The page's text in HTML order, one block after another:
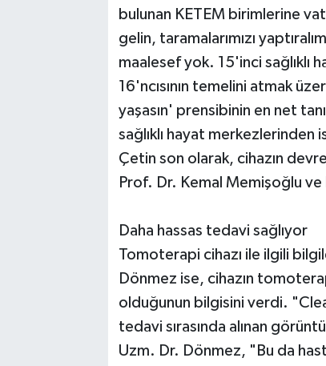
bulunan KETEM birimlerine
gelin, taramalarımızı
maalesef yok. 15'inci
16'ncısının temelini atmak
yaşasın' prensibinin en net
sağlıklı hayat
Çetin son olarak, cihazın
Prof. Dr. Kemal Memişoğlu
Daha hassas tedavi sağlıyor
Tomoterapi cihazı ile ilgili
Dönmez ise, cihazın
olduğunun bilgisini verdi.
tedavi sırasında alınan
Uzm. Dr. Dönmez, "Bu da